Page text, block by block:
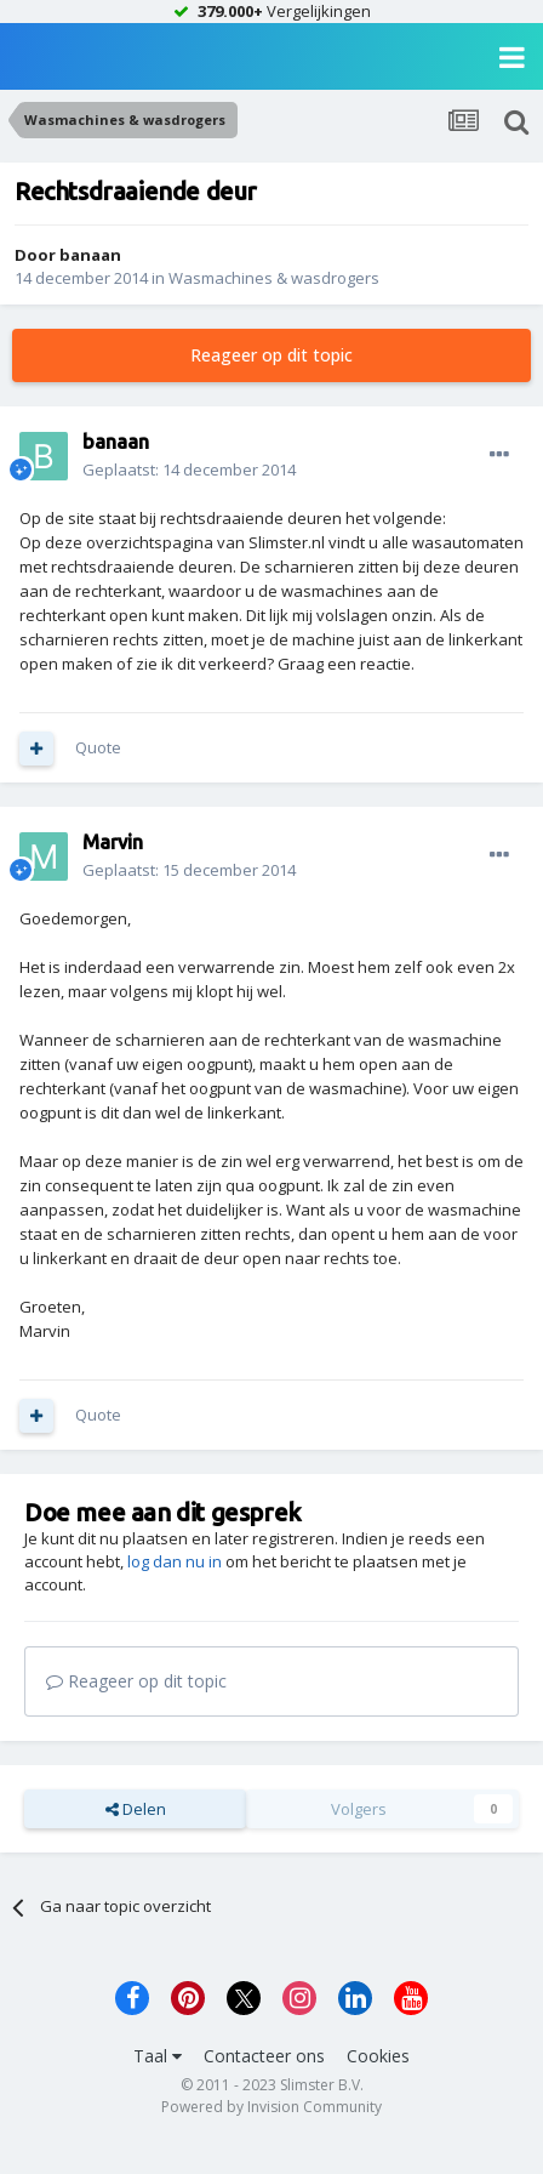
379.000+ Vergelijkingen
Wasmachines & wasdrogers
Rechtsdraaiende deur
Door banaan
14 december 2014in Wasmachines & wasdrogers
Reageer op dit topic
banaan
Geplaatst: 14 december 2014
Op de site staat bij rechtsdraaiende deuren het volgende:
Op deze overzichtspagina van Slimster.nl vindt u alle wasautomaten
met rechtsdraaiende deuren. De scharnieren zitten bij deze deuren
aan de rechterkant, waardoor u de wasmachines aan de
rechterkant open kunt maken. Dit lijk mij volslagen onzin. Als de
scharnieren rechts zitten, moet je de machine juist aan de linkerkant
open maken of zie ik dit verkeerd? Graag een reactie.
Quote
Marvin
Geplaatst: 15 december 2014
Goedemorgen,
Het is inderdaad een verwarrende zin. Moest hem zelf ook even 2x
lezen, maar volgens mij klopt hij wel.
Wanneer de scharnieren aan de rechterkant van de wasmachine
zitten (vanaf uw eigen oogpunt), maakt u hem open aan de
rechterkant (vanaf het oogpunt van de wasmachine). Voor uw eigen
oogpunt is dit dan wel de linkerkant.
Maar op deze manier is de zin wel erg verwarrend, het best is om de
zin consequent te laten zijn qua oogpunt. Ik zal de zin even
aanpassen, zodat het duidelijker is. Want als u voor de wasmachine
staat en de scharnieren zitten rechts, dan opent u hem aan de voor
u linkerkant en draait de deur open naar rechts toe.
Groeten,
Marvin
Quote
Doe mee aan dit gesprek
Je kunt dit nu plaatsen en later registreren. Indien je reeds een
account hebt,log dan nu in om het bericht te plaatsen met je
account.
Reageer op dit topic
Delen Volgers 0
Ga naar topic overzicht
Taal Contacteer ons Cookies
© 2011 - 2023 Slimster B.V.
Powered by Invision Community